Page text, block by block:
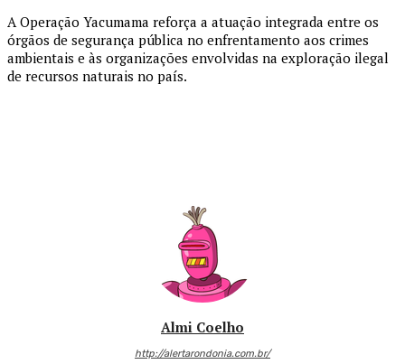
A Operação Yacumama reforça a atuação integrada entre os
órgãos de segurança pública no enfrentamento aos crimes
ambientais e às organizações envolvidas na exploração ilegal
de recursos naturais no país.
Almi Coelho
http://alertarondonia.com.br/